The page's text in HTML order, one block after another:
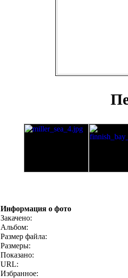
Информация о фото
Закачено:
Альбом:
Размер файла:
Размеры:
Показано:
URL:
Избранное: